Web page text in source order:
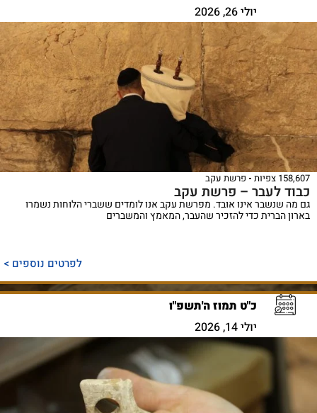
יולי 26, 2026
158,607 צפיות פרשת עקב
כבוד לעבר – פרשת עקב
גם מה שנשבר אינו אובד. מפרשת עקב אנו לומדים ששברי הלוחות נשמרו
בארון הברית כדי להזכיר שהעבר, המאמץ והמשברים
לפרטים נוספים >
כ"ט תמוז ה'תשפ"ו
יולי 14, 2026